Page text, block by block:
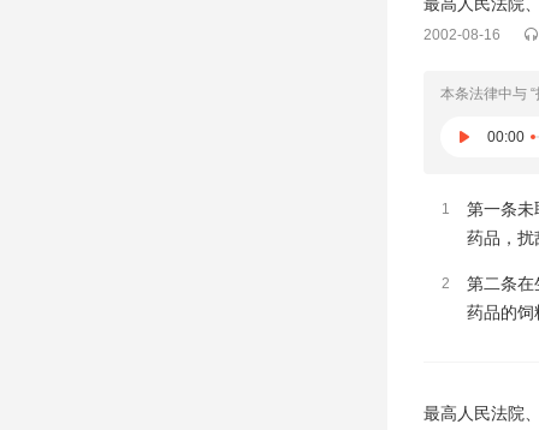
2002-08-16
本条法律中与
00:00
1
第一条未
药品，扰
2
第二条在
药品的饲